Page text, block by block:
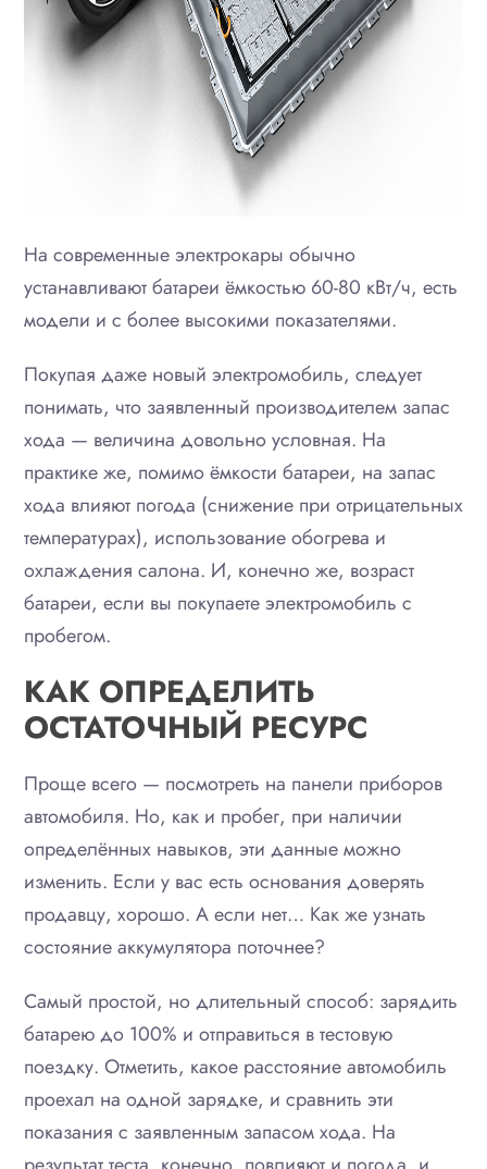
На современные электрокары обычно
устанавливают батареи ёмкостью 60-80 кВт/ч, есть
модели и с более высокими показателями.
Покупая даже новый электромобиль, следует
понимать, что заявленный производителем запас
хода — величина довольно условная. На
практике же, помимо ёмкости батареи, на запас
хода влияют погода (снижение при отрицательных
температурах), использование обогрева и
охлаждения салона. И, конечно же, возраст
батареи, если вы покупаете электромобиль с
пробегом.
КАК ОПРЕДЕЛИТЬ
ОСТАТОЧНЫЙ РЕСУРС
Проще всего — посмотреть на панели приборов
автомобиля. Но, как и пробег, при наличии
определённых навыков, эти данные можно
изменить. Если у вас есть основания доверять
продавцу, хорошо. А если нет… Как же узнать
состояние аккумулятора поточнее?
Самый простой, но длительный способ: зарядить
батарею до 100% и отправиться в тестовую
поездку. Отметить, какое расстояние автомобиль
проехал на одной зарядке, и сравнить эти
показания с заявленным запасом хода. На